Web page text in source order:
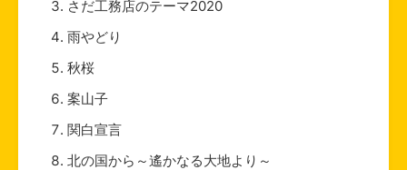
さだ工務店のテーマ2020
雨やどり
秋桜
案山子
関白宣言
北の国から～遙かなる大地より～